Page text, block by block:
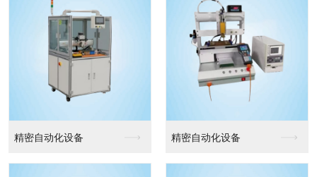
精密自动化设备 精密自动化设备